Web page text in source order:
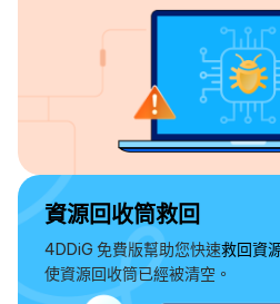
資源回收筒救回
4DDiG 免費版幫助您快速救回資
使資源回收筒已經被清空。